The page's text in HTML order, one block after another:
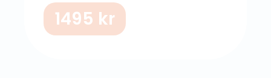
1495 kr